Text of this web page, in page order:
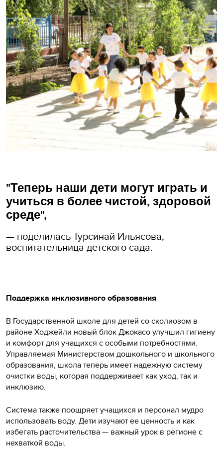
"Теперь наши дети могут играть и
учиться в более чистой, здоровой
среде",
— поделилась Турсинай Ильясова,
воспитательница детского сада.
Поддержка инклюзивного образования
В Государственной школе для детей со сколиозом в
районе Ходжейли новый блок Джокасо улучшил гигиену
и комфорт для учащихся с особыми потребностями.
Управляемая Министерством дошкольного и школьного
образования, школа теперь имеет надежную систему
очистки воды, которая поддерживает как уход, так и
инклюзию.
Система также поощряет учащихся и персонал мудро
использовать воду. Дети изучают ее ценность и как
избегать расточительства — важный урок в регионе с
нехваткой воды.